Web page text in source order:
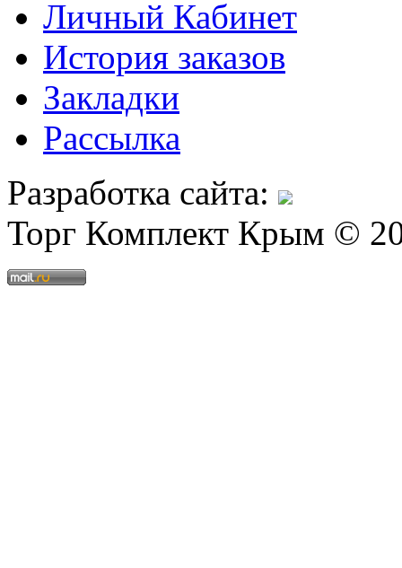
Личный Кабинет
История заказов
Закладки
Рассылка
Разработка сайта:
Торг Комплект Крым ©